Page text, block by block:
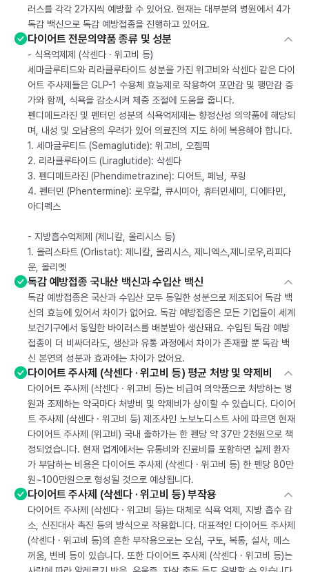
러스를 각각 2가지씩 예방할 수 있어요. 현재는 대부분의 병원에서 4가
독감 백신으로 독감 예방접종을 진행하고 있어요.
다이어트 전문의약품 종류 및 성분
- 식욕억제제 (삭센다 · 위고비 등)
세마글루티드와 리라클루타이드 성분을 가진 위고비와 삭센다 같은 다이
어트 주사제들은 GLP-1 수용체 효능제로 작용하여 포만감 및 팽만감 증
가와 함께, 식욕을 감소시켜 체중 조절에 도움을 줍니다.
펜디메트라진 및 펜터민 성분의 식욕억제제는 향정신성 의약품에 해당되
며, 내성 및 오남용의 우려가 있어 의료진의 지도 하에 복용해야 합니다.
1. 세마글루티드 (Semaglutide): 위고비, 오젬픽
2. 리라클루타이드 (Liraglutide): 삭센다
3. 펜디메트라진 (Phendimetrazine): 디어트, 페닝, 푸링
4. 펜터민 (Phentermine): 로우칼, 큐시미아, 휴터민세미, 디에타민,
아디펙스
- 지방흡수억제제 (제니칼, 올리시스 등)
1. 올리스타트 (Orlistat): 제니칼, 올리시스, 제니엑스,제니로우,리피다
운, 올리엣
독감 예방접종 국내산 백신과 수입산 백신
독감 예방접종은 국산과 수입산 모두 동일한 성분으로 제조되어 독감 백
신의 효능에 있어서 차이가 없어요. 독감 예방접종은 모든 기업들이 세계
보건기구에서 동일한 바이러스를 배분받아 생산돼요. 수입된 독감 예방
접종이 더 비싸더라도, 생산과 유통 과정에서 차이가 존재할 뿐 독감 백
신 본연의 성분과 효과에는 차이가 없어요.
다이어트 주사제 (삭센다 · 위고비 등) 평균 처방 및 약제비
다이어트 주사제 (삭센다 · 위고비 등)는 비급여 의약품으로 처방하는 병
원과 조제하는 약국마다 처방비 및 약제비가 상이할 수 있습니다. 다이어
트 주사제 (삭센다 · 위고비 등) 제조사인 노보노디스트 사에 따르면 현재
다이어트 주사제 (위고비) 국내 출하가는 한 펜당 약 37만 2천원으로 책
정되었습니다. 현재 업계에서는 유통비와 진료비를 포함하면 실제 환자
가 부담하는 비용은 다이어트 주사제 (삭센다 · 위고비 등) 한 펜당 80만
원~100만원으로 형성될 것으로 예상됩니다.
다이어트 주사제 (삭센다 · 위고비 등) 부작용
다이어트 주사제 (삭센다 · 위고비 등)는 대체로 식욕 억제, 지방 흡수 감
소, 신진대사 촉진 등의 방식으로 작용합니다. 대표적인 다이어트 주사제
(삭센다 · 위고비 등)의 흔한 부작용으로는 오심, 구토, 복통, 설사, 메스
꺼움, 변비 등이 있습니다. 또한 다이어트 주사제 (삭센다 · 위고비 등)는